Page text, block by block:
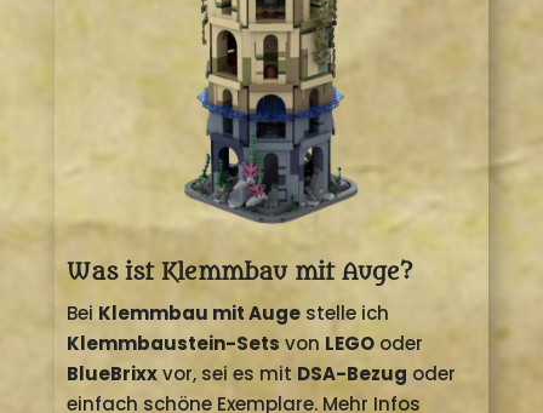
Was ist Klemmbau mit Auge?
BeiKlemmbau mit Augestelle ich
Klemmbaustein-SetsvonLEGO oder